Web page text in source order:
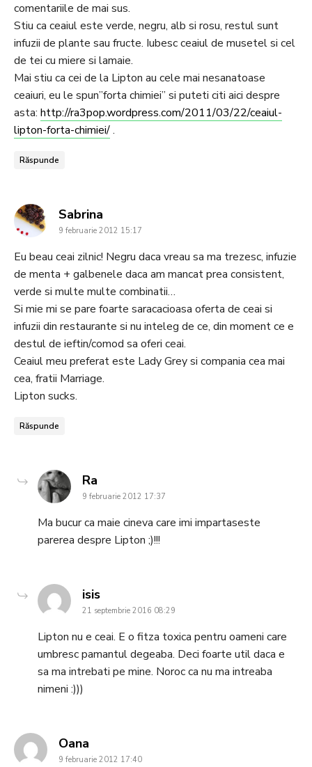
comentariile de mai sus.
Stiu ca ceaiul este verde, negru, alb si rosu, restul sunt
infuzii de plante sau fructe. Iubesc ceaiul de musetel si cel
de tei cu miere si lamaie.
Mai stiu ca cei de la Lipton au cele mai nesanatoase
ceaiuri, eu le spun”forta chimiei” si puteti citi aici despre
asta: http://ra3pop.wordpress.com/2011/03/22/ceaiul-
lipton-forta-chimiei/.
Răspunde
Sabrina
9 februarie 2012 15:17
Eu beau ceai zilnic! Negru daca vreau sa ma trezesc, infuzie
de menta + galbenele daca am mancat prea consistent,
verde si multe multe combinatii…
Si mie mi se pare foarte saracacioasa oferta de ceai si
infuzii din restaurante si nu inteleg de ce, din moment ce e
destul de ieftin/comod sa oferi ceai.
Ceaiul meu preferat este Lady Grey si compania cea mai
cea, fratii Marriage.
Lipton sucks.
Răspunde
Ra
9 februarie 2012 17:37
Ma bucur ca maie cineva care imi impartaseste
parerea despre Lipton ;)!!!
isissays:
21 septembrie 2016 08:29
Lipton nu e ceai. E o fitza toxica pentru oameni care
umbresc pamantul degeaba. Deci foarte util daca e
sa ma intrebati pe mine. Noroc ca nu ma intreaba
nimeni :)))
Oana
9 februarie 2012 17:40